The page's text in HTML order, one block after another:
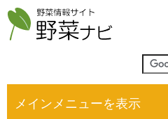
メインメニューを表示